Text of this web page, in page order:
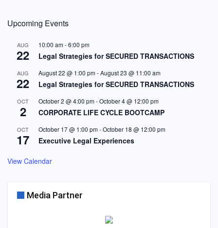
Upcoming Events
AUG
22
10:00 am-6:00 pm
Legal Strategies for SECURED TRANSACTIONS
AUG
22
August 22 @ 1:00 pm-August 23 @ 11:00 am
Legal Strategies for SECURED TRANSACTIONS
OCT
2
October 2 @ 4:00 pm-October 4 @ 12:00 pm
CORPORATE LIFE CYCLE BOOTCAMP
OCT
17
October 17 @ 1:00 pm-October 18 @ 12:00 pm
Executive Legal Experiences
View Calendar
Media Partner